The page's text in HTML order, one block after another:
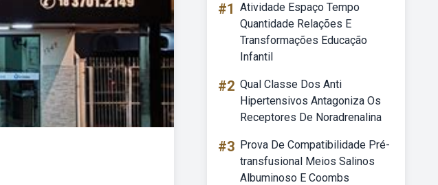
#1 Atividade Espaço Tempo
Quantidade Relações E
Transformações Educação
Infantil
#2 Qual Classe Dos Anti
Hipertensivos Antagoniza Os
Receptores De Noradrenalina
#3 Prova De Compatibilidade Pré-
transfusional Meios Salinos
Albuminoso E Coombs